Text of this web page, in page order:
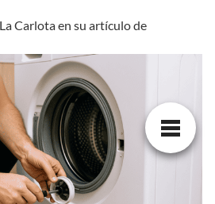
Carlota en su artículo de